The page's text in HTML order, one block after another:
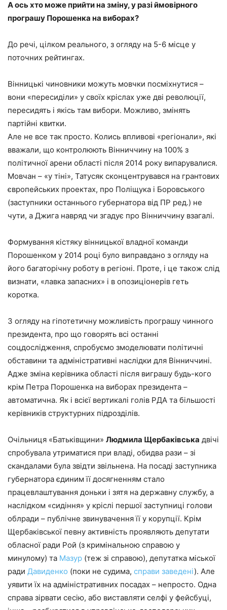
А ось хто може прийти на зміну, у разі ймовірного
програшу Порошенка на виборах?
До речі, цілком реального, з огляду на 5-6 місце у
поточних рейтингах.
Вінницькі чиновники можуть мовчки посміхнутися –
вони «пересиділи» у своїх кріслах уже дві революції,
пересидять і якісь там вибори. Можливо, змінять
партійні квитки.
Але не все так просто. Колись впливові «регіонали», які
вважали, що контролюють Вінниччину на 100% з
політичної арени області після 2014 року випарувалися.
Мовчан – «у тіні», Татусяк сконцентрувався на грантових
європейських проектах, про Поліщука і Боровського
(заступники останнього губернатора від ПР ред.) не
чути, а Джига навряд чи згадує про Вінниччину взагалі.
Формування кістяку вінницької владної команди
Порошенком у 2014 році було виправдано з огляду на
його багаторічну роботу в регіоні. Проте, і це також слід
визнати, «лавка запасних» і в опозиціонерів геть
коротка.
З огляду на гіпотетичну можливість програшу чинного
президента, про що говорять всі останні
соцдослідження, спробуємо змоделювати політичні
обставини та адміністративні наслідки для Вінниччині.
Адже зміна керівника області після виграшу будь-кого
крім Петра Порошенка на виборах президента –
автоматична. Як і всієї вертикалі голів РДА та більшості
керівників структурних підрозділів.
Очільниця «Батьківщини» Людмила Щербаківська двічі
спробувала утриматися при владі, обидва рази – зі
скандалами була звідти звільнена. На посаді заступника
губернатора єдиним її досягненням стало
працевлаштування доньки і зятя на державну службу, а
наслідком «сидіння» у кріслі першої заступниці голови
облради – публічне звинувачення її у корупції. Крім
Щербаківської певну активність проявляють депутати
обласної ради Рой (з кримінальною справою у
минулому) та Мазур (теж зі справою), депутатка міської
ради Давиденко (поки не судима, справи заведені). Але
уявити їх на адміністративних посадах – непросто. Одна
справа зірвати сесію, або виставляти селфі у фейсбуці,